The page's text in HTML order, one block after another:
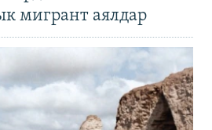
мигрант аялдар